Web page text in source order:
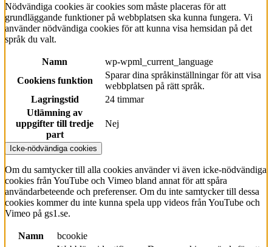
Nödvändiga cookies är cookies som måste placeras för att
grundläggande funktioner på webbplatsen ska kunna fungera. Vi
använder nödvändiga cookies för att kunna visa hemsidan på det
språk du valt.
Namn
wp-wpml_current_language
Cookiens funktion
Sparar dina språkinställningar för att visa
webbplatsen på rätt språk.
Lagringstid
24 timmar
Utlämning av
uppgifter till tredje
part
Nej
Icke-nödvändiga cookies
Om du samtycker till alla cookies använder vi även icke-nödvändiga
cookies från YouTube och Vimeo bland annat för att spåra
användarbeteende och preferenser. Om du inte samtycker till dessa
cookies kommer du inte kunna spela upp videos från YouTube och
Vimeo på gs1.se.
Namn bcookie